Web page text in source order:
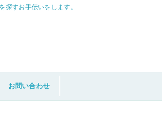
探すお手伝いをします。
お問い合わせ